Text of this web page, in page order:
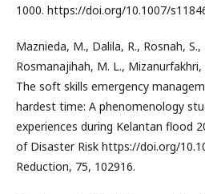
1000. https://doi.org/10.1007/
Maznieda, M., Dalila, R., Rosnah, S.,
Rosmanajihah, M. L.,
The soft skills emergency
hardest time: A phenomenology
experiences during Kelantan flood
of Disaster Risk https://doi.org/
Reduction, 75, 102916.